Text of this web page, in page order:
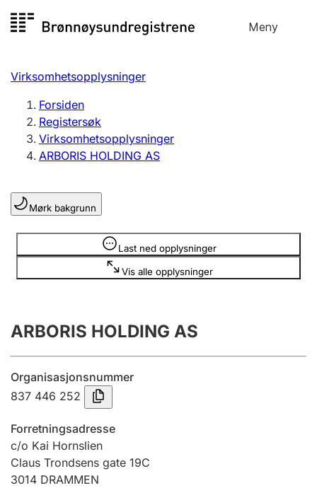
til
Meny
Registersøk
Aksjeselskap
Enkeltpersonforetak
Registrere, endre, slette
Lag og forening
Registrere, endre, slette
Årsregnskap
Innsending og forsinkelsesgebyr
Jeger
Betaling og jegeravgiftskort
Virksomhetsopplysninger
Forsiden
Registersøk
Virksomhetsopplysninger
ARBORIS HOLDING AS
Mørk bakgrunn
Last ned opplysninger
Vis alle opplysninger
Opplysninger er skjult
ARBORIS HOLDING AS
Organisasjonsnummer
837 446 252
Forretningsadresse
c/o Kai Hornslien
Claus Trondsens gate 19C
3014 DRAMMEN